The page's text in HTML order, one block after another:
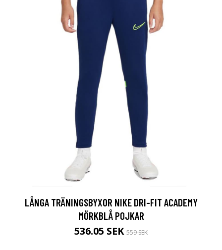
LÅNGA TRÄNINGSBYXOR NIKE DRI-FIT ACADEMY
MÖRKBLÅ POJKAR
536.05 SEK 559 SEK